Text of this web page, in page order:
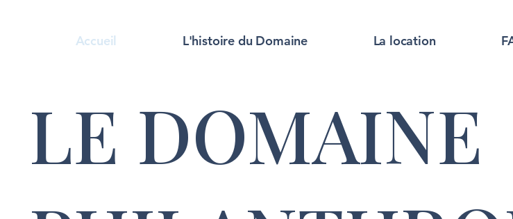
LE DOMAINE
Accueil L'histoire du Domaine La location